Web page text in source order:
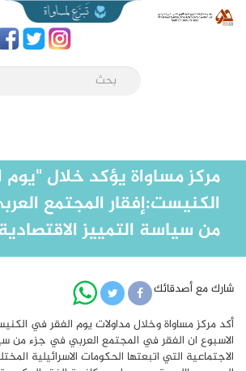
مركز مساواة يؤكد خلال
الكنيست:إفقار المجتمع
من سياسة التمييز
شارك مع أصدقائك
أكد مركز مساواة وخلال مداولات يوم الفقر في
الاسبوع ان الفقر في المجتمع العربي في جزء من
الاجتماعية التي اتبعتها الحكومات الاسرائيلية